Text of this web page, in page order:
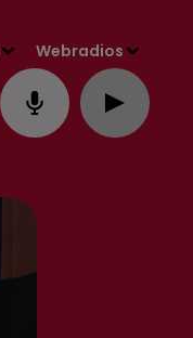
Webradios